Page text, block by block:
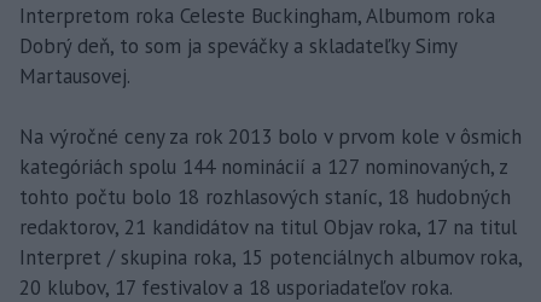
Interpretom roka Celeste Buckingham, Albumom roka
Dobrý deň, to som ja speváčky a skladateľky Simy
Martausovej.
Na výročné ceny za rok 2013 bolo v prvom kole v ôsmich
kategóriách spolu 144 nominácií a 127 nominovaných, z
tohto počtu bolo 18 rozhlasových staníc, 18 hudobných
redaktorov, 21 kandidátov na titul Objav roka, 17 na titul
Interpret / skupina roka, 15 potenciálnych albumov roka,
20 klubov, 17 festivalov a 18 usporiadateľov roka.